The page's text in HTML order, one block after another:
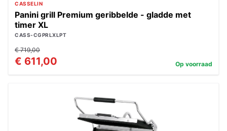
CASSELIN
Panini grill Premium geribbelde - gladde met
timer XL
CASS-CGPRLXLPT
€ 719,00
€ 611,00 Op voorraad